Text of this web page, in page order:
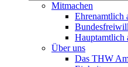
Mitmachen
Ehrenamtlich
Hauptamtlich
Über uns
Das THW